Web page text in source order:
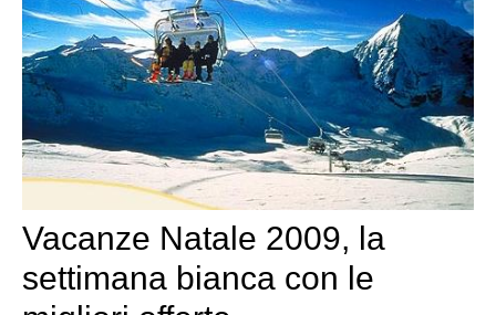
Vacanze Natale 2009, la
settimana bianca con le